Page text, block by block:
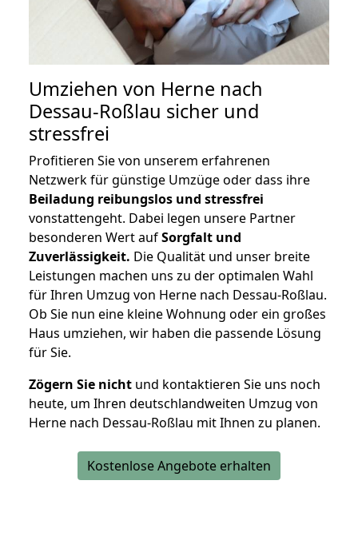
Umziehen von Herne nach
Dessau-Roßlau sicher und
stressfrei
Profitieren Sie von unserem erfahrenen
Netzwerk für günstige Umzüge oder dass ihre
Beiladung reibungslos und stressfrei
vonstattengeht. Dabei legen unsere Partner
besonderen Wert aufSorgfalt und
Zuverlässigkeit. Die Qualität und unser breite
Leistungen machen uns zu der optimalen Wahl
für Ihren Umzug von Herne nach Dessau-Roßlau.
Ob Sie nun eine kleine Wohnung oder ein großes
Haus umziehen, wir haben die passende Lösung
für Sie.
Zögern Sie nicht und kontaktieren Sie uns noch
heute, um Ihren deutschlandweiten Umzug von
Herne nach Dessau-Roßlau mit Ihnen zu planen.
Kostenlose Angebote erhalten